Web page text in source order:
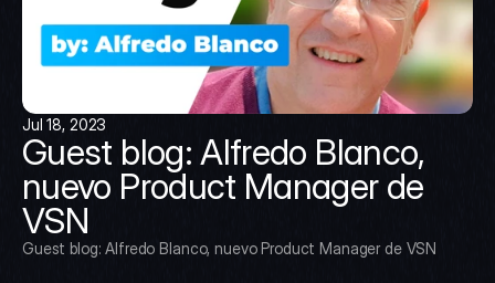
Jul 18, 2023
Guest blog: Alfredo Blanco,
nuevo Product Manager de
VSN
Guest blog: Alfredo Blanco, nuevo Product Manager de VSN